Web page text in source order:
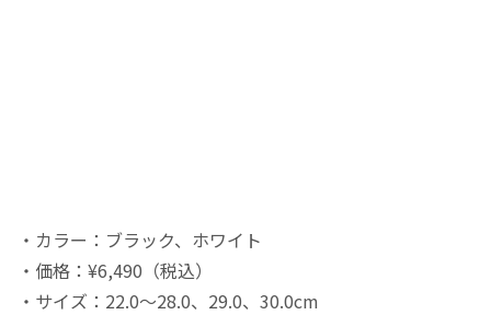
・カラー：ブラック、ホワイト
・価格：¥6,490（税込）
・サイズ：22.0～28.0、29.0、30.0cm